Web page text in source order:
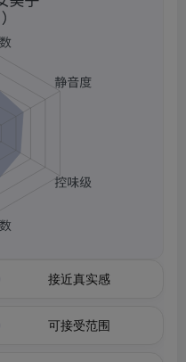
接近真实感
可接受范围